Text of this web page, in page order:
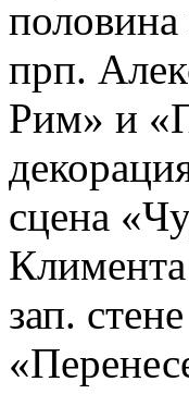
прп.
Рим» и
сцена
зап.